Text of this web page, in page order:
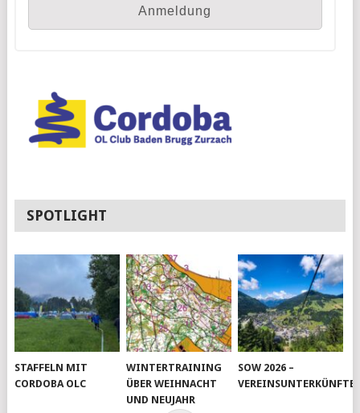
SPOTLIGHT
STAFFELN MIT
CORDOBA OLC
WINTERTRAINING
ÜBER WEIHNACHT
UND NEUJAHR
SOW 2026 –
VEREINSUNTERKÜNFTE